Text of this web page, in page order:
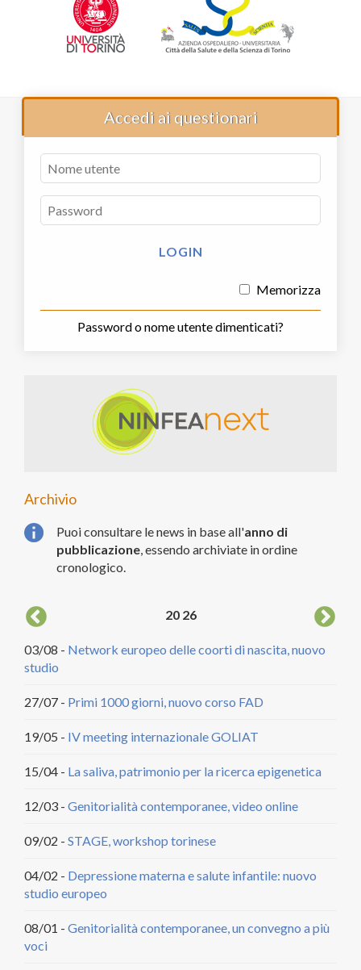
Accedi ai questionari
Memorizza
Password o nome utente dimenticati?
Archivio
Puoi consultare le news in base all'anno di
pubblicazione , essendo archiviate in ordine
cronologico.
20 26
03/08 - Network europeo delle coorti di nascita, nuovo
studio
27/07 - Primi 1000 giorni, nuovo corso FAD
19/05 - IV meeting internazionale GOLIAT
15/04 - La saliva, patrimonio per la ricerca epigenetica
12/03 - Genitorialità contemporanee, video online
09/02 - STAGE, workshop torinese
04/02 - Depressione materna e salute infantile: nuovo
studio europeo
08/01 - Genitorialità contemporanee, un convegno a più
voci